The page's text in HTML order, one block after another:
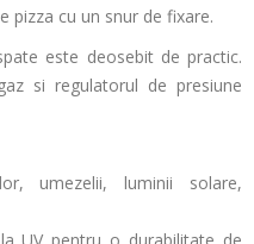
pizza cu un snur de fixare.
este deosebit de practic.
si regulatorul de presiune
umezelii, luminii solare,